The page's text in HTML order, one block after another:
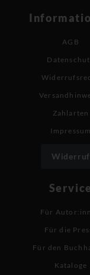
AGB
Zahlarten
Impressum
Widerruf
Service
Für
Für die
Für den
Kataloge